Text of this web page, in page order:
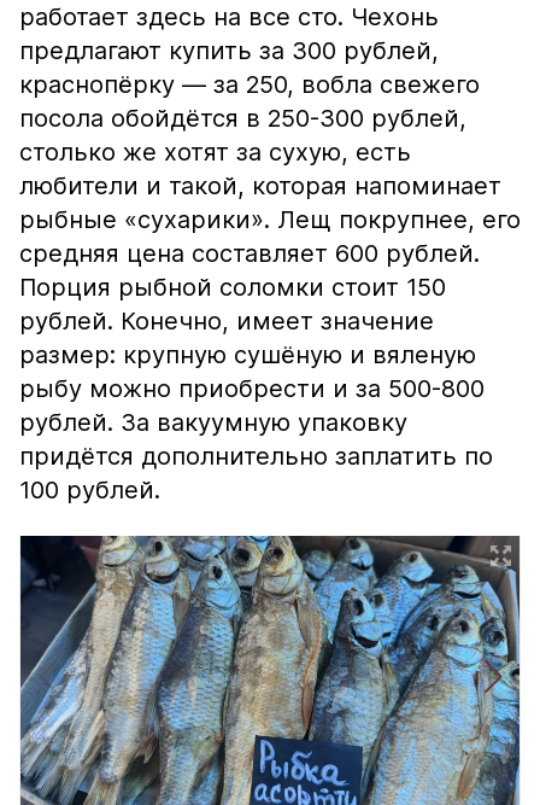
работает здесь на все сто. Чехонь
предлагают купить за 300 рублей,
краснопёрку — за 250, вобла свежего
посола обойдётся в 250-300 рублей,
столько же хотят за сухую, есть
любители и такой, которая напоминает
рыбные «сухарики». Лещ покрупнее, его
средняя цена составляет 600 рублей.
Порция рыбной соломки стоит 150
рублей. Конечно, имеет значение
размер: крупную сушёную и вяленую
рыбу можно приобрести и за 500-800
рублей. За вакуумную упаковку
придётся дополнительно заплатить по
100 рублей.